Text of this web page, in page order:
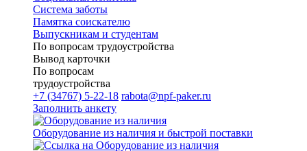
Система заботы
Памятка соискателю
Выпускникам и студентам
По вопросам трудоустройства
Вывод карточки
По вопросам
трудоустройства
+7 (34767) 5-22-18 rabota@npf-paker.ru
Заполнить анкету
Оборудование из наличия и быстрой поставки